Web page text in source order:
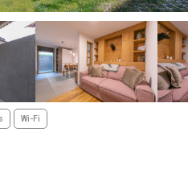
Wi-Fi